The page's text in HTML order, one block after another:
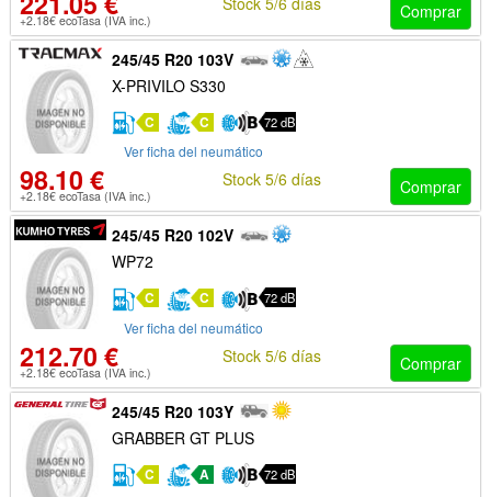
+2.18€ ecoTasa (IVA inc.) Comprar
245/45 R20 103V
X-PRIVILO S330
C C 72 dB
Ver ficha del neumático
98.10 €
+2.18€ ecoTasa (IVA inc.) Comprar
Stock 5/6 días
245/45 R20 102V
WP72
C C 72 dB
Ver ficha del neumático
212.70 €
+2.18€ ecoTasa (IVA inc.) Comprar
Stock 5/6 días
245/45 R20 103Y
GRABBER GT PLUS
C A 72 dB